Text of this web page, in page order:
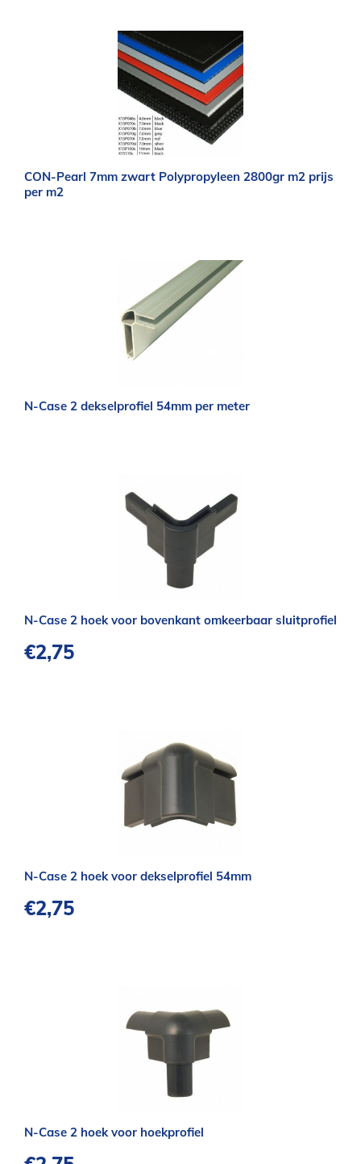
CON-Pearl 7mm zwart Polypropyleen 2800gr m2 prijs
per m2
N-Case 2 dekselprofiel 54mm per meter
N-Case 2 hoek voor bovenkant omkeerbaar sluitprofiel
€2,75
N-Case 2 hoek voor dekselprofiel 54mm
€2,75
N-Case 2 hoek voor hoekprofiel